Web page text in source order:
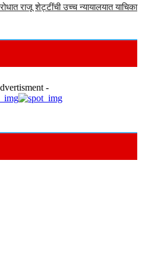
राजू शेट्टींची उच्च न्यायालयात याचिका
-